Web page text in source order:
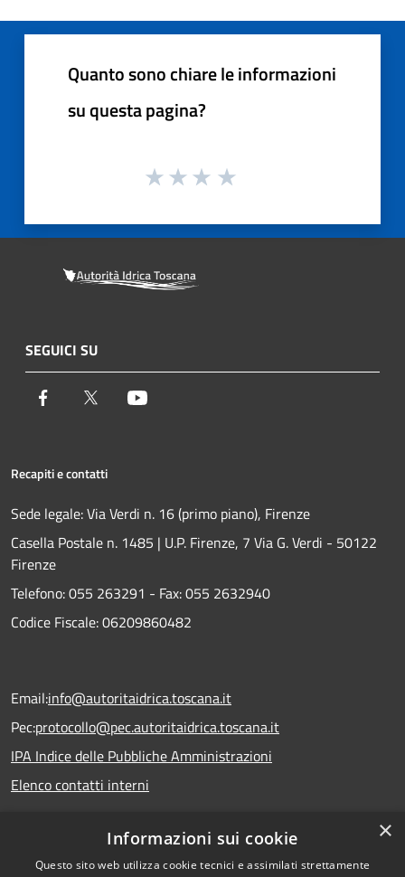
Quanto sono chiare le informazioni
su questa pagina?
SEGUICI SU
Facebook Twitter
Recapiti e contatti
Sede legale: Via Verdi n. 16 (primo piano), Firenze
Casella Postale n. 1485 | U.P. Firenze, 7 Via G. Verdi - 50122
Firenze
Telefono:055 263291 - Fax:055 2632940
Codice Fiscale: 06209860482
Email:info@autoritaidrica.toscana.it
Pec:protocollo@pec.autoritaidrica.toscana.it
IPA Indice delle Pubbliche Amministrazioni
Elenco contatti interni
Dichiarazione accessibilità
×
Informazioni sui cookie
Questo sito web utilizza cookie tecnici e assimilati strettamente